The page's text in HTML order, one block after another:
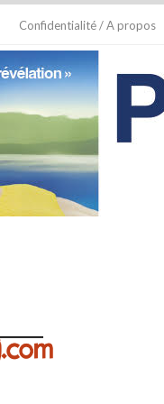
Confidentialité / A propos